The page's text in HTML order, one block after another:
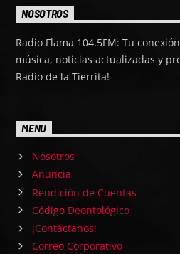
NOSOTROS
Radio Flama 104.5FM: Tu
música, noticias actualizadas y
Radio de la Tierrita!
MENU
Nosotros
Anuncia
Rendición de Cuentas
Código Deontológico
¡Contáctanos!
Correo Corporativo